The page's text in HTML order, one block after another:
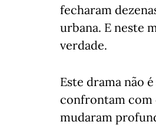
fecharam
urbana. E neste
verdade.
Este drama não
confrontam com
mudaram